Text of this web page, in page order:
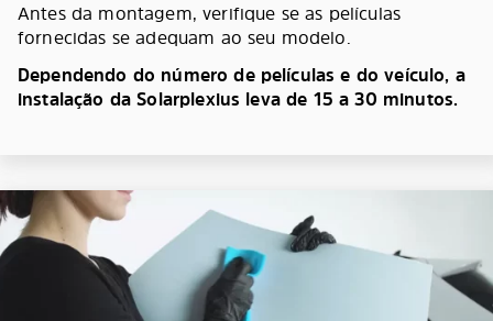
Antes da montagem, verifique se as películas
fornecidas se adequam ao seu modelo.
Dependendo do número de películas e do veículo, a
instalação da Solarplexius leva de 15 a 30 minutos.